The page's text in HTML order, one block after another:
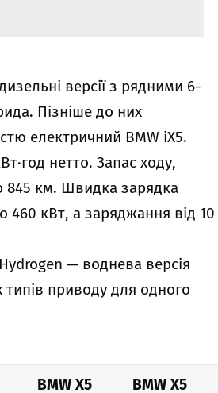
версії з рядними 6-
Пізніше до них
електричний BMW iX5.
нетто. Запас ходу,
845 км. Швидка зарядка
460 кВт, а заряджання від 10
— воднева версія
типів приводу для одного
BMW X5 BMW X5